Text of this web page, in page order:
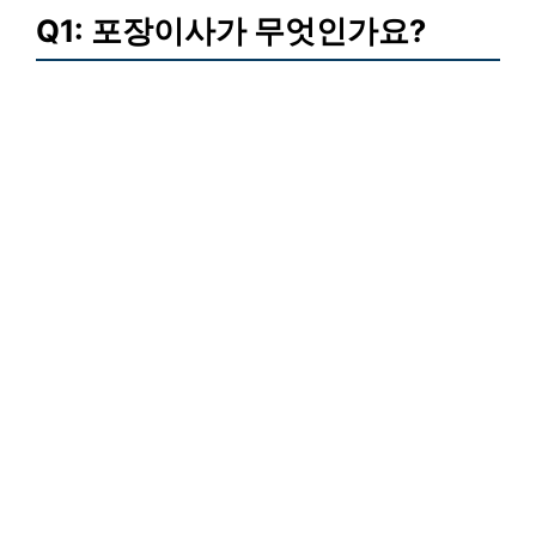
Q1: 포장이사가 무엇인가요?